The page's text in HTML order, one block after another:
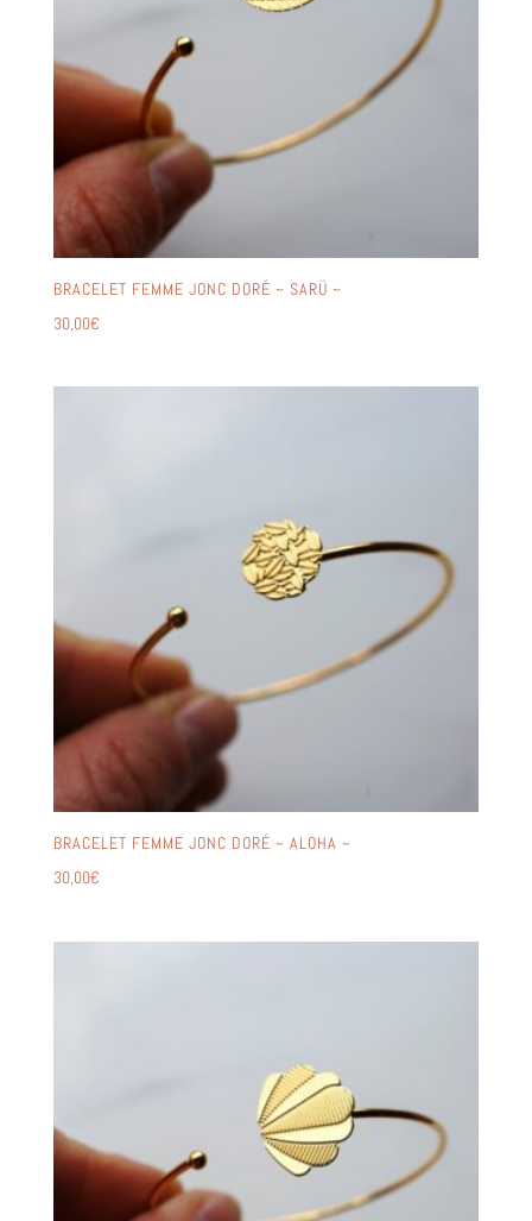
BRACELET FEMME JONC DORÉ ~ SARÜ ~
30,00€
BRACELET FEMME JONC DORÉ ~ ALOHA ~
30,00€